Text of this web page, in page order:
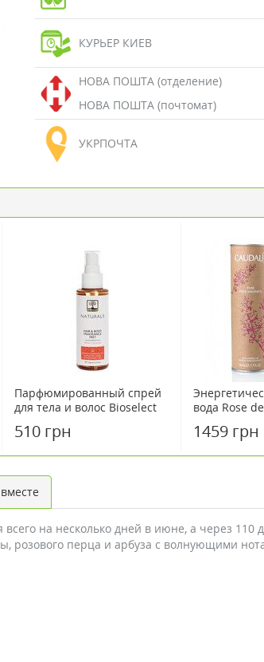
КУРЬЕР КИЕВ
НОВА ПОШТА (отделение)
НОВА ПОШТА (почтомат)
УКРПОЧТА
Парфюмированный спрей
для тела и волос Bioselect
510 грн
вода Rose
1459 грн
на несколько дней в июне, а через
розового перца и арбуза с волнующими